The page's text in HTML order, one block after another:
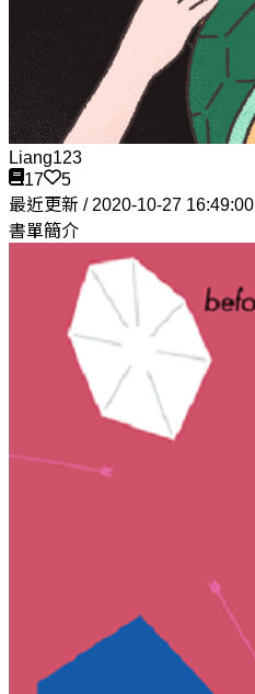
Liang123
17
5
最近更新 / 2020-10-27 16:49:00
書單簡介